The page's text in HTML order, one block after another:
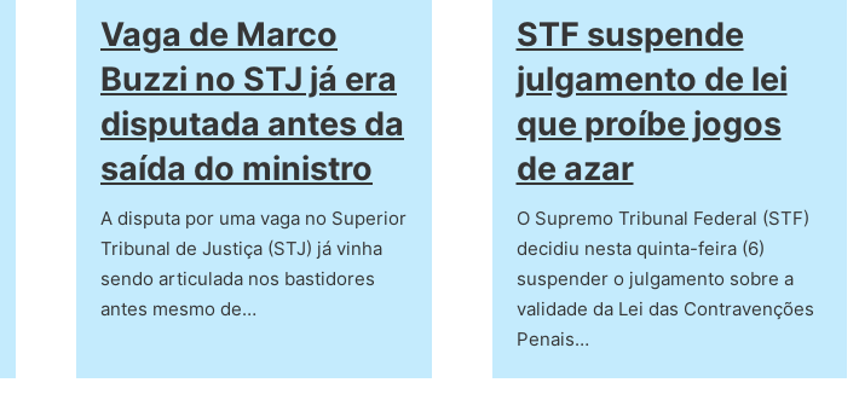
Vaga de Marco
Buzzi no STJ já era
disputada antes da
saída do ministro
A disputa por uma vaga no Superior
Tribunal de Justiça (STJ) já vinha
sendo articulada nos bastidores
antes mesmo de…
STF suspende
julgamento de lei
que proíbe jogos
de azar
O Supremo Tribunal Federal (STF)
decidiu nesta quinta-feira (6)
suspender o julgamento sobre a
validade da Lei das Contravenções
Penais…